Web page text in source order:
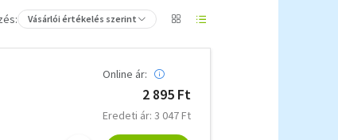
Vásárlói értékelés szerint
Online ár:
2 895 Ft
Eredeti ár: 3 047 Ft